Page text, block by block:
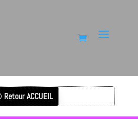
Retour ACCUEIL